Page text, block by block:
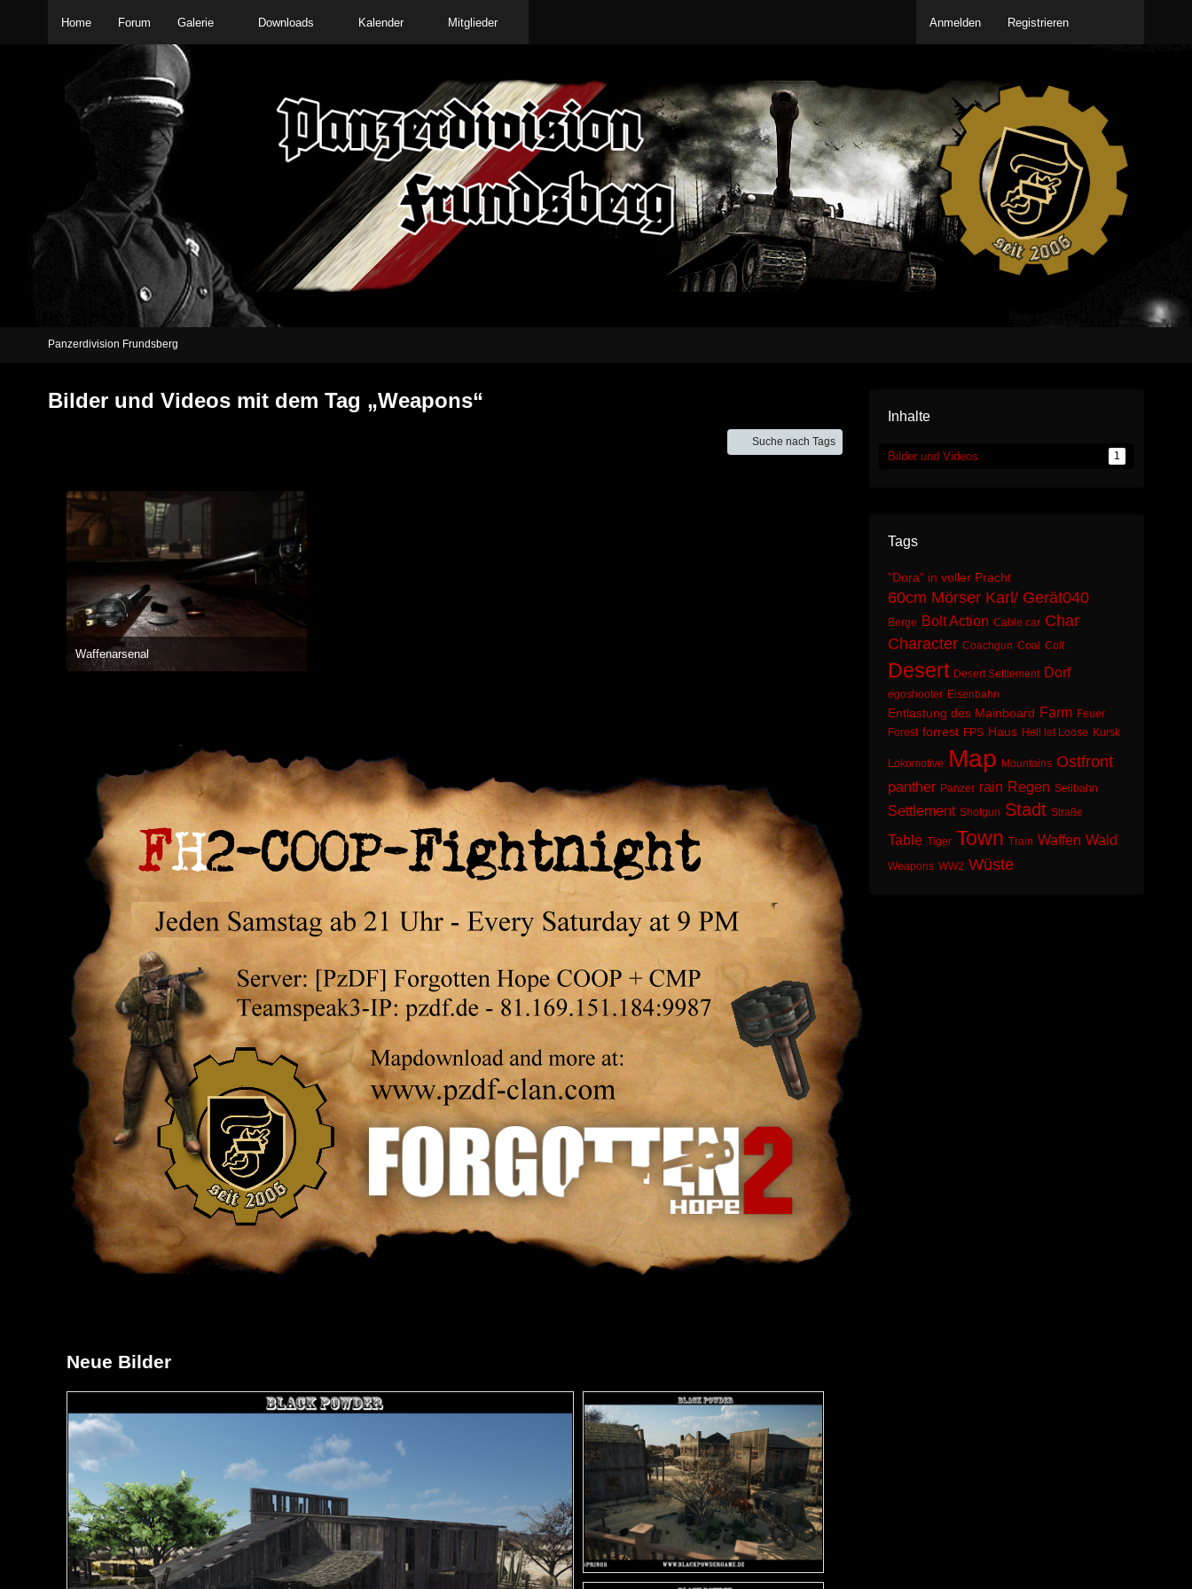
Home Forum Galerie Downloads Kalender Mitglieder Anmelden Registrieren
Panzerdivision Frundsberg
Bilder und Videos mit dem Tag „Weapons“
Suche nach Tags
Waffenarsenal
4. Juli 2019 um 16:46
Neue Bilder
Inhalte
Bilder und Videos 1
Tags
"Dora" in voller Pracht
60cm Mörser Karl/ Gerät040
Berge Bolt Action Cable car Char
Character Coachgun Coal Colt
Desert Desert Settlement Dorf
egoshooter Eisenbahn
Entlastung des Mainboard Farm Feuer
Forest forrest FPS Haus Hell let Loose Kursk
Lokomotive Map Mountains Ostfront
panther Panzer rain Regen Seilbahn
Settlement Shotgun Stadt Straße
Table Tiger Town Train Waffen Wald
Weapons WW2 Wüste